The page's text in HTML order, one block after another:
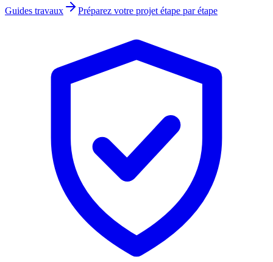
Guides travaux Préparez votre projet étape par étape